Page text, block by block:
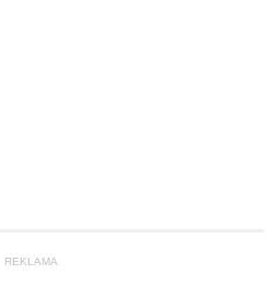
REKLAMA